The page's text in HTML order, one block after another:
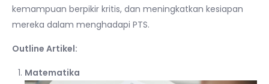
kemampuan berpikir kritis, dan meningkatkan kesiapan
mereka dalam menghadapi PTS.
Outline Artikel:
Matematika